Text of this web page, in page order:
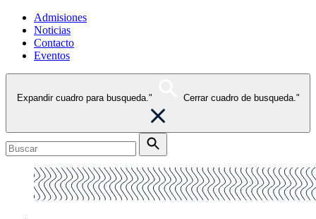
Admisiones
Noticias
Contacto
Eventos
Expandir cuadro para busqueda." Cerrar cuadro de busqueda."